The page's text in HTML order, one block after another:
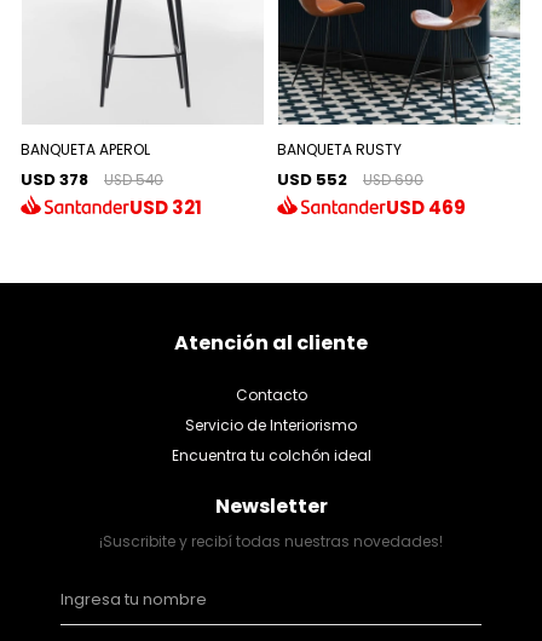
BANQUETA APEROL
USD 378 USD 540
USD321
BANQUETA RUSTY
USD 552 USD 690
USD469
Atención al cliente
Contacto
Servicio de Interiorismo
Encuentra tu colchón ideal
Newsletter
¡Suscribite y recibí todas nuestras novedades!